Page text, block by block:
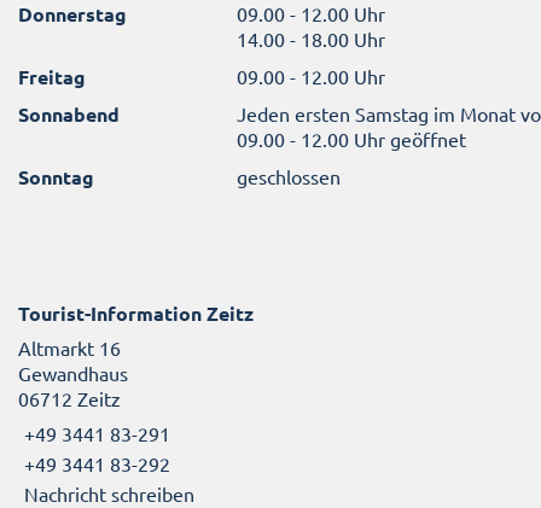
Donnerstag
09.00 - 12.00 Uhr
14.00 - 18.00 Uhr
Freitag 09.00 - 12.00 Uhr
Sonnabend
Jeden ersten Samstag im Monat
09.00 - 12.00 Uhr geöffnet
Sonntag geschlossen
Tourist-Information Zeitz
Altmarkt 16
Gewandhaus
06712 Zeitz
+49 3441 83-291
+49 3441 83-292
Nachricht schreiben